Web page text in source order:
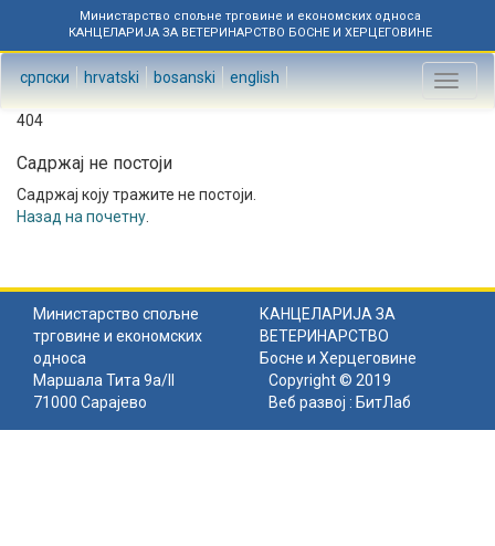
Министарство спољне трговине и економских односа
КАНЦЕЛАРИЈА ЗА ВЕТЕРИНАРСТВО БОСНЕ И ХЕРЦЕГОВИНЕ
српски hrvatski bosanski english
Toggle
404
Садржај не постоји
Садржај коју тражите не постоји.
Назад на почетну
Министарство спољне
трговине и економских
односа
КАНЦЕЛАРИЈА ЗА
ВЕТЕРИНАРСТВО
Босне и Херцеговине
Маршала Тита 9а/II
71000 Сарајево
Copyright © 2019
Веб развој : БитЛаб